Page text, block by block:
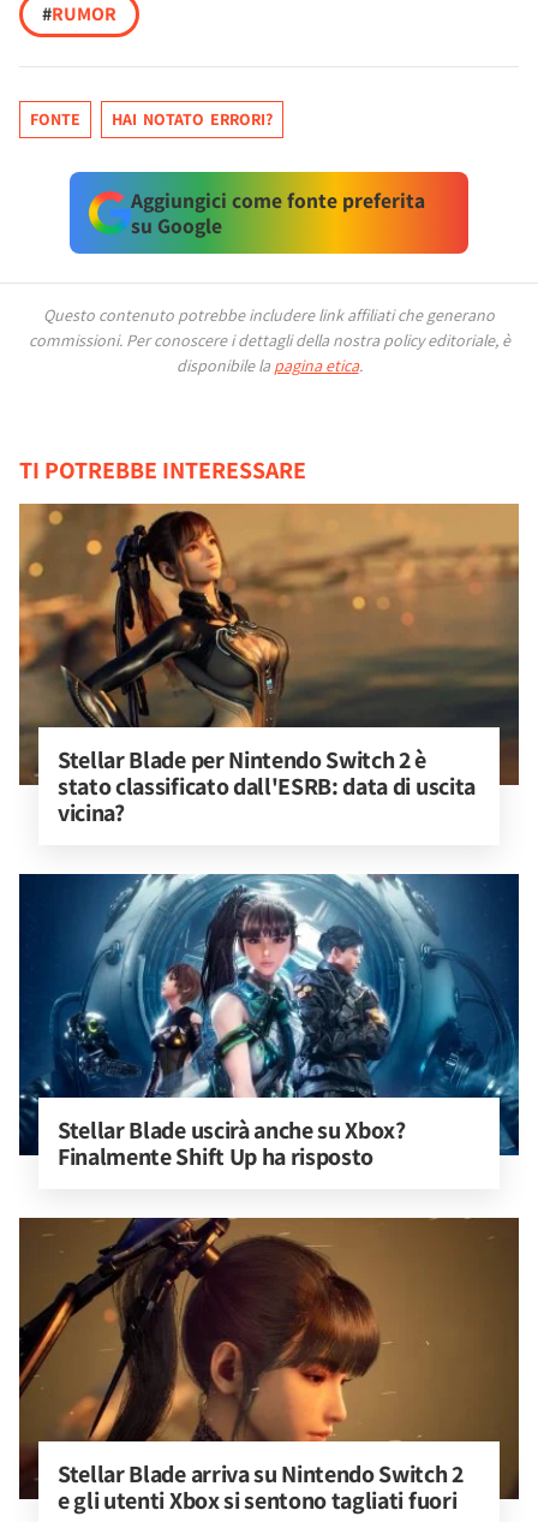
#RUMOR
FONTE HAI NOTATO ERRORI?
Aggiungici come fonte preferita
su Google
Questo contenuto potrebbe includere link affiliati che generano
commissioni. Per conoscere i dettagli della nostra policy editoriale, è
disponibile la pagina etica.
TI POTREBBE INTERESSARE
Stellar Blade per Nintendo Switch 2 è
stato classificato dall'ESRB: data di uscita
vicina?
Stellar Blade uscirà anche su Xbox?
Finalmente Shift Up ha risposto
Stellar Blade arriva su Nintendo Switch 2
e gli utenti Xbox si sentono tagliati fuori